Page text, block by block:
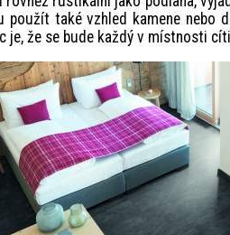
použít také vzhled kamene nebo
je, že se bude každý v místnosti